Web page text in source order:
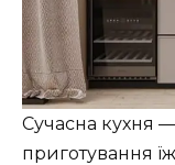
Сучасна кухня
приготування